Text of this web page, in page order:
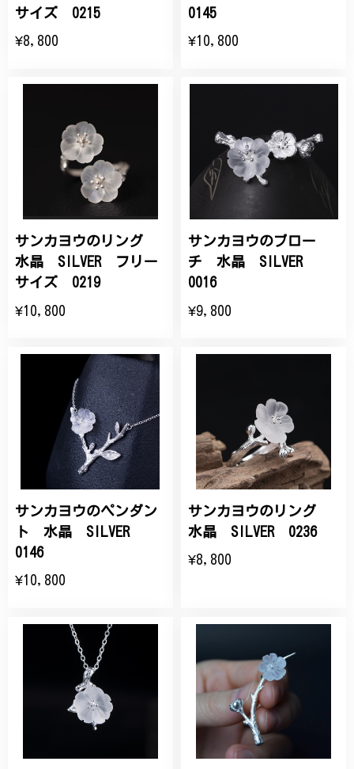
サイズ 0215
¥8,800
0145
¥10,800
サンカヨウのリング
水晶 SILVER フリー
サイズ 0219
¥10,800
サンカヨウのブロー
チ 水晶 SILVER
0016
¥9,800
サンカヨウのペンダン
ト 水晶 SILVER
0146
¥10,800
サンカヨウのリング
水晶 SILVER 0236
¥8,800